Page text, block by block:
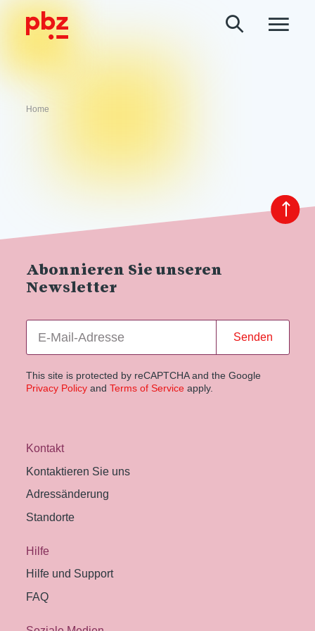
Home
Abonnieren Sie unseren
Newsletter
Senden
This site is protected by reCAPTCHA and the Google
Privacy Policyand Terms of Service apply.
Kontakt
Kontaktieren Sie uns
Adressänderung
Standorte
Hilfe
Hilfe und Support
FAQ